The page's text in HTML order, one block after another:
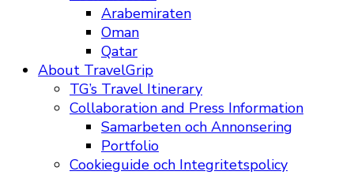
Arabemiraten
Oman
Qatar
About TravelGrip
TG’s Travel Itinerary
Collaboration and Press Information
Samarbeten och Annonsering
Portfolio
Cookieguide och Integritetspolicy